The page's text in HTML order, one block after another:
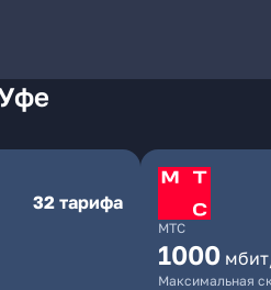
32 тарифа
МТС
1000
Максимальная